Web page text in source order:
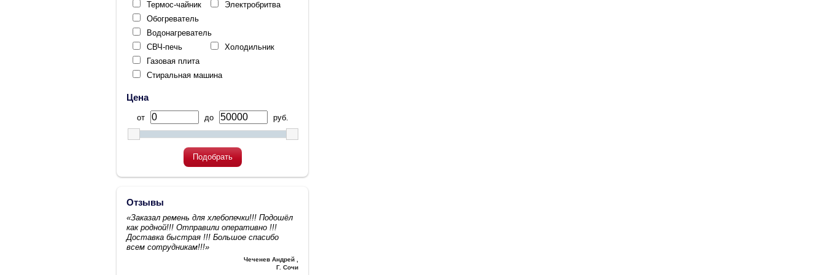
Термос-чайник
Электробритва
Обогреватель
Водонагреватель
СВЧ-печь
Холодильник
Газовая плита
Стиральная машина
Цена
от до руб.
Подобрать
Отзывы
«Заказал ремень для хлебопечки!!! Подошёл
как родной!!! Отправили оперативно !!!
Доставка быстрая !!! Большое спасибо
всем сотрудникам!!!»
Чеченев Андрей
Г. Сочи